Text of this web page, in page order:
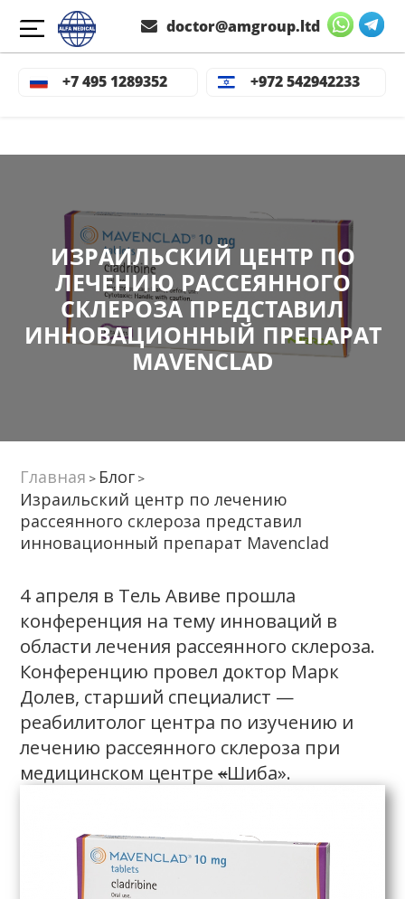
+7 495 1289352 +972 542942233
doctor@amgroup.ltd
ИЗРАИЛЬСКИЙ ЦЕНТР ПО
ЛЕЧЕНИЮ РАССЕЯННОГО
СКЛЕРОЗА ПРЕДСТАВИЛ
ИННОВАЦИОННЫЙ ПРЕПАРАТ
MAVENCLAD
Главная > Блог >
Израильский центр по лечению
рассеянного склероза представил
инновационный препарат Mavenclad
4 апреля в Тель Авиве прошла
конференция на тему инноваций в
области лечения рассеянного склероза.
Конференцию провел доктор Марк
Долев, старший специалист —
реабилитолог центра по изучению и
лечению рассеянного склероза при
медицинском центре«Шиба».